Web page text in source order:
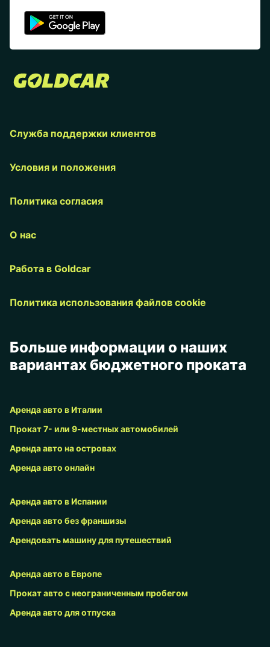
Служба поддержки клиентов
Условия и положения
Политика согласия
О нас
Работа в Goldcar
Политика использования файлов cookie
Больше информации о наших
вариантах бюджетного проката
Аренда авто в Италии
Прокат 7- или 9-местных автомобилей
Аренда авто на островах
Аренда авто онлайн
Аренда авто в Испании
Аренда авто без франшизы
Арендовать машину для путешествий
Аренда авто в Европе
Прокат авто с неограниченным пробегом
Аренда авто для отпуска